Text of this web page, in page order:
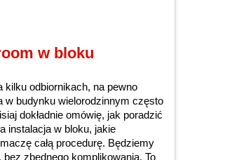
w bloku
odbiornikach, na pewno
w budynku wielorodzinnym często
dokładnie omówię, jak poradzić
instalacja w bloku, jakie
całą procedurę. Będziemy
zbędnego komplikowania. To